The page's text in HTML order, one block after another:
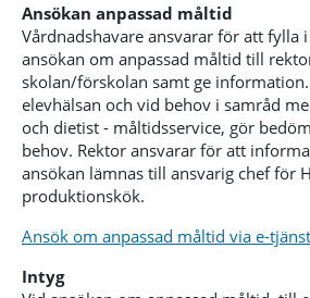
Ansökan anpassad måltid
Vårdnadshavare ansvarar för att fylla
ansökan om anpassad måltid till
skolan/förskolan samt ge
elevhälsan och vid behov i samråd
och dietist - måltidsservice, gör
behov. Rektor ansvarar för att
ansökan lämnas till ansvarig chef för
produktionskök.
Ansök om anpassad måltid via e-tjänst
Intyg